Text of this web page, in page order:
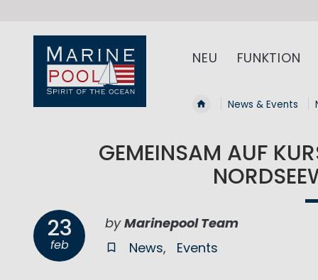
NEU FUNKTION
News & Events
GEMEINSAM AUF
23
feb
byMarinepool Team
News
Events